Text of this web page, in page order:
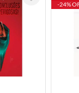
-24%